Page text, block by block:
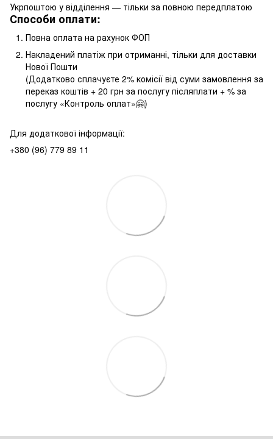
Укрпоштою у відділення — тільки за повною передплатою
Способи оплати:
Повна оплата на рахунок ФОП
Накладений платіж при отриманні, тільки для доставки
Нової Пошти
(Додатково сплачуєте 2% комісії від суми замовлення за
переказ коштів + 20 грн за послугу післяплати + % за
послугу «Контроль оплат»🤗)
Для додаткової інформації:
+380 (96) 779 89 11